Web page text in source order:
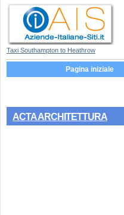
Taxi Southampton to Heathrow
Pagina iniziale
ACTA ARCHITETTURA